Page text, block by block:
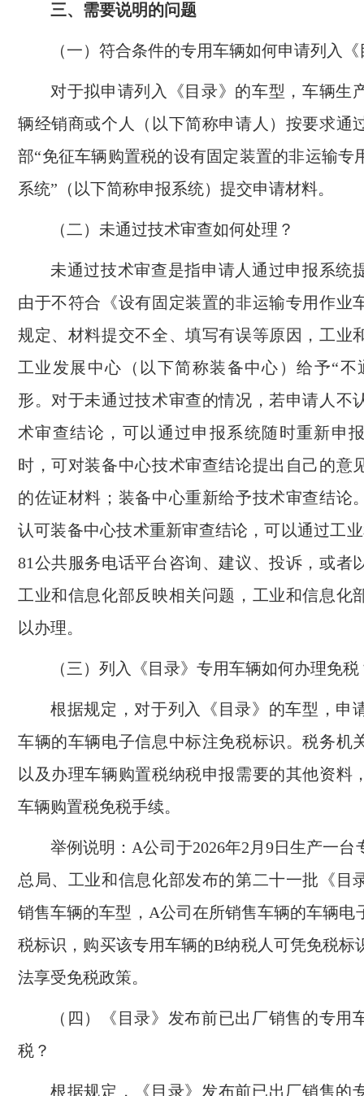
三、需要说明的问题
（一）符合条件的专用车辆如何申请列入
对于拟申请列入《目录》的车型，车辆生
辆经销商或个人（以下简称申请人）按要求通
部“免征车辆购置税的设有固定装置的非运输专
系统”（以下简称申报系统）提交申请材料。
（二）未通过技术审查如何处理？
未通过技术审查是指申请人通过申报系统
由于不符合《设有固定装置的非运输专用作业
规定、材料提交不全、填写有误等原因，工业
工业发展中心（以下简称装备中心）给予“不
形。对于未通过技术审查的情况，若申请人不
术审查结论，可以通过申报系统随时重新申
时，可对装备中心技术审查结论提出自己的意
的佐证材料；装备中心重新给予技术审查结论
认可装备中心技术重新审查结论，可以通过工
81公共服务电话平台咨询、建议、投诉，或者
工业和信息化部反映相关问题，工业和信息化
以办理。
（三）列入《目录》专用车辆如何办理免税
根据规定，对于列入《目录》的车型，申
车辆的车辆电子信息中标注免税标识。税务机
以及办理车辆购置税纳税申报需要的其他资料
车辆购置税免税手续。
举例说明：A公司于2026年2月9日生产一台
总局、工业和信息化部发布的第二十一批《目
销售车辆的车型，A公司在所销售车辆的车辆电
税标识，购买该专用车辆的B纳税人可凭免税标
法享受免税政策。
（四）《目录》发布前已出厂销售的专用
税？
根据规定，《目录》发布前已出厂销售的